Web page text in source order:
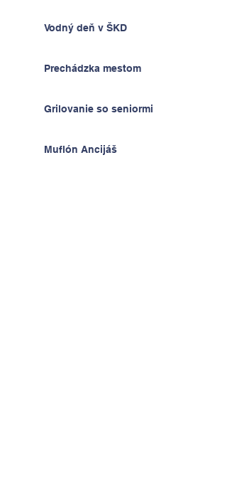
Vodný deň v ŠKD
Prechádzka mestom
Grilovanie so seniormi
Muflón Ancijáš